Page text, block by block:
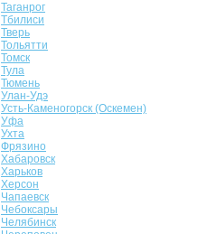
Таганрог
Тбилиси
Тверь
Тольятти
Томск
Тула
Тюмень
Улан-Удэ
Усть-Каменогорск (Оскемен)
Уфа
Ухта
Фрязино
Хабаровск
Харьков
Херсон
Чапаевск
Чебоксары
Челябинск